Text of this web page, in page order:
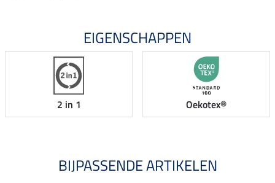
EIGENSCHAPPEN
2 in 1 Oekotex®
BIJPASSENDE ARTIKELEN